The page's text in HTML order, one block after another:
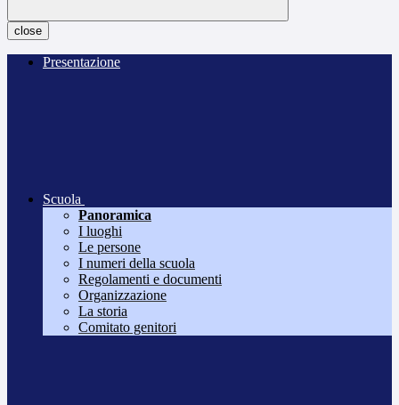
close
Presentazione
Scuola
Panoramica
I luoghi
Le persone
I numeri della scuola
Regolamenti e documenti
Organizzazione
La storia
Comitato genitori